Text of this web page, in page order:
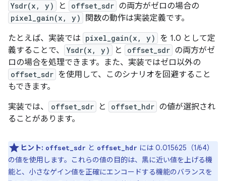
Ysdr(x, y) と offset_sdr の両方がゼロの場合の
pixel_gain(x, y)
関数の動作は実装定義です。
たとえば、実装では pixel_gain(x, y)
を 1.0 として定
義することで、
Ysdr(x, y) と offset_sdr の両方がゼ
ロの場合を処理できます。また、実装ではゼロ以外の
offset_sdr を使用して、このシナリオを回避すること
もできます。
実装では、
offset_sdr と offset_hdr の値が選択され
ることがあります。
ヒント: offset_sdr と offset_hdr には 0.015625（1/64）
の値を使用します。これらの値の目的は、黒に近い値を上げる機
能と、小さなゲイン値を正確にエンコードする機能のバランスを